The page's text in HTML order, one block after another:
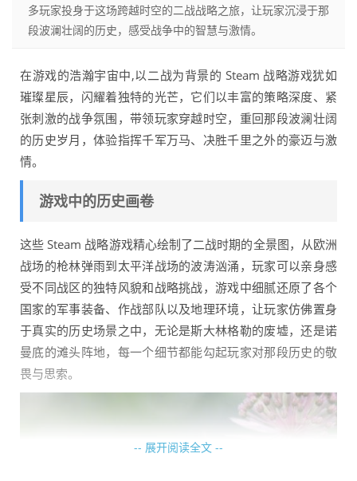
多玩家投身于这场跨越时空的二战战略之旅，让玩家沉浸于那
段波澜壮阔的历史，感受战争中的智慧与激情。
在游戏的浩瀚宇宙中,以二战为背景的 Steam 战略游戏犹如
璀璨星辰，闪耀着独特的光芒，它们以丰富的策略深度、紧
张刺激的战争氛围，带领玩家穿越时空，重回那段波澜壮阔
的历史岁月，体验指挥千军万马、决胜千里之外的豪迈与激
情。
游戏中的历史画卷
这些 Steam 战略游戏精心绘制了二战时期的全景图，从欧洲
战场的枪林弹雨到太平洋战场的波涛汹涌，玩家可以亲身感
受不同战区的独特风貌和战略挑战，游戏中细腻还原了各个
国家的军事装备、作战部队以及地理环境，让玩家仿佛置身
于真实的历史场景之中，无论是斯大林格勒的废墟，还是诺
曼底的滩头阵地，每一个细节都能勾起玩家对那段历史的敬
畏与思索。
-- 展开阅读全文 --